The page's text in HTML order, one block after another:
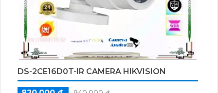
ưu, mang đến trải nghiệm theo dõi chất lượng cao.
DS-2CE16D0T-IR CAMERA HIKVISION